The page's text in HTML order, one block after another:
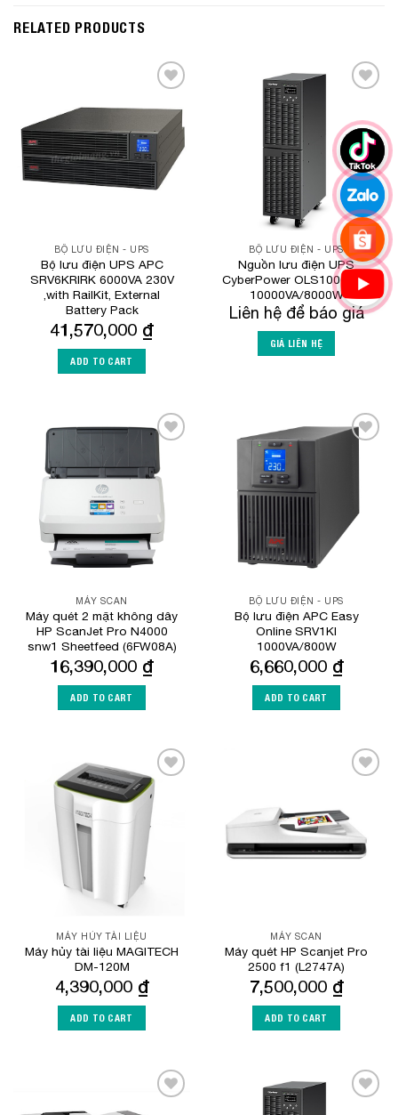
RELATED PRODUCTS
Wishlist
BỘ LƯU ĐIỆN - UPS
Bộ lưu điện UPS APC
SRV6KRIRK 6000VA 230V
,with RailKit, External
Battery Pack
41,570,000 ₫
ADD TO CART
BỘ LƯU ĐIỆN - UPS
Nguồn lưu điện UPS
CyberPower OLS10000EC
10000VA/8000W
Liên hệ để báo giá
GIÁ LIÊN HỆ
Add to
Wishlist
MÁY SCAN
Máy quét 2 mặt không dây
HP ScanJet Pro N4000
snw1 Sheetfeed (6FW08A)
16,390,000 ₫
ADD TO CART
BỘ LƯU ĐIỆN - UPS
Bộ lưu điện APC Easy
Online SRV1KI
1000VA/800W
6,660,000 ₫
ADD TO CART
Add to
Wishlist
MÁY HỦY TÀI LIỆU
Máy hủy tài liệu MAGITECH
DM-120M
4,390,000 ₫
ADD TO CART
MÁY SCAN
Máy quét HP Scanjet Pro
2500 f1 (L2747A)
7,500,000 ₫
ADD TO CART